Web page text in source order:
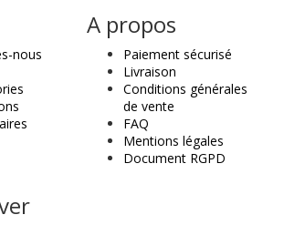
nous
A propos
Paiement sécurisé
Livraison
Conditions générales
de vente
FAQ
Mentions légales
Document RGPD